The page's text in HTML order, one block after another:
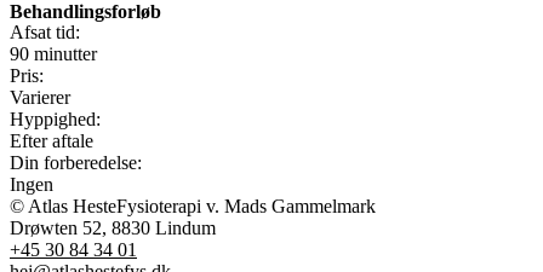
Behandlingsforløb
Afsat tid:
90 minutter
Pris:
Varierer
Hyppighed:
Efter aftale
Din forberedelse:
Ingen
© Atlas HesteFysioterapi v. Mads Gammelmark
Drøwten 52, 8830 Lindum
+45 30 84 34 01